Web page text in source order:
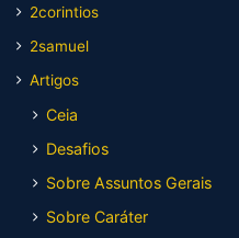
2corintios
2samuel
Artigos
Ceia
Desafios
Sobre Assuntos Gerais
Sobre Caráter